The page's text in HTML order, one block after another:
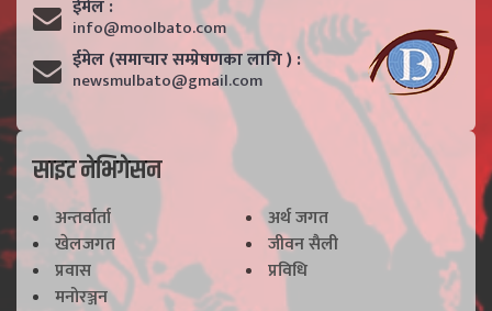
ईमेल :
info@moolbato.com
ईमेल (समाचार सम्प्रेषणका लागि ) :
newsmulbato@gmail.com
साइट नेभिगेसन
अन्तर्वार्ता
अर्थ जगत
खेलजगत
जीवन सैली
प्रवास
प्रविधि
मनोरञ्जन